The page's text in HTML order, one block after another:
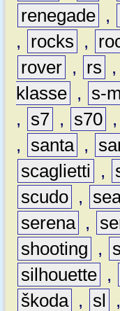
renegade ,
,
rocks ,
rover , rs ,
klasse , s-
,
s7 , s70 ,
,
santa ,
scaglietti
,
scudo ,
serena ,
shooting
,
silhouette ,
škoda , sl ,